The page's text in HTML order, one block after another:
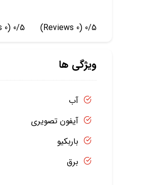
0/5
(0 Reviews)
0/5
(0 Reviews)
ویژگی ها
آب
آیفون تصویری
باربکیو
برق